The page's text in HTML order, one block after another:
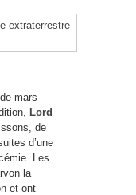
mars
Lord
de
d’une
Les
la
et ont